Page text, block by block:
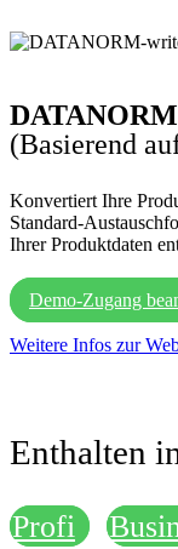
(Basierend
Konvertiert Ihre
Standard-
Ihrer Produktdaten
Demo-Zugang
Weitere Infos zur
Enthalten
Profi